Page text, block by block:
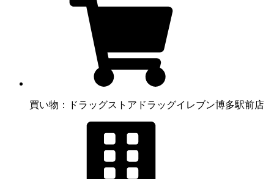
買い物：ドラッグストア ドラッグイレブン博多駅前店